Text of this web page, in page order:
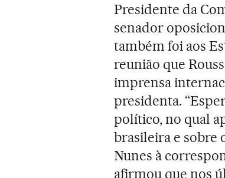
Presidente da
senador
também foi aos
reunião que
imprensa
presidenta.
político, no qual
brasileira e sobre
Nunes à
afirmou que nos